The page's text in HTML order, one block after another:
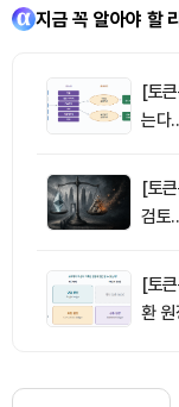
지금 꼭 알아야 할
[토
는다
[토
검토
[토
환 원